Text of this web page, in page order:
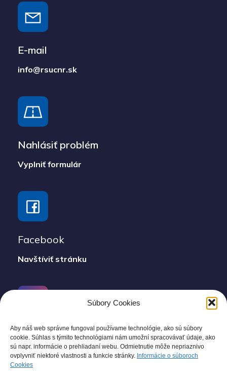
Súbory Cookies
Aby náš web správne fungoval používame technológie, ako sú súbory
cookie. Súhlas s týmito technológiami nám umožní spracovávať údaje, ako
sú napr. informácie o prehliadaní webu. Odmietnutie môže nepriaznivo
ovplyvniť niektoré vlastnosti a funkcie stránky. Informácie o súboroch
Cookies
E-mail
info@rsucnr.sk
Nahlásiť problém
Vyplniť formulár
Facebook
Navštíviť stránku
Instagram
Prejsť na profil